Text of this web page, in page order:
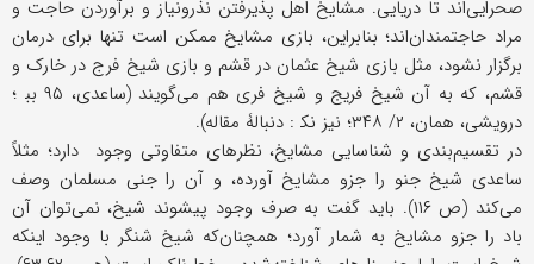
صحرایی‌اند تا دریایی. مشایخ اهل پذیرفتن نذرونیاز و برآوردن حاجت و
مراد حاجتمندان‌اند؛ بنابراین، بازی مشایخ ممکن است تنها برای درمان
برگزار نشود، مثل بازی شیخ عثمان در قشم و بازی شیخ فرج در خارک و
قشم، که به آن شیخ فریج و شیخ فری هم می‌گویند (ساعدی، ۹۵ بب‍ ؛
درویشی، همان، ۲/ ۳۴۸؛ نیز نک‍ : دنبالۀ مقاله).
در تقسیم‌بندی و شناسایی مشایخ، نظرهای متفاوتی وجود دارد؛ مثلاً
ساعدی شیخ جنو را جزو مشایخ آورده، و آن را جنی مسلمان وصف
می‌کند (ص ۱۱۶). باید گفت به صرف وجود پیشوند شیخ، نمی‌توان آن
باد را جزو مشایخ به شمار آورد؛ همچنان‌که شیخ شنگر با وجود اینکه